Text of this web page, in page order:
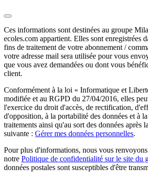
Ces informations sont destinées au groupe
ecoles.com appartient. Elles sont enregistrées
fins de traitement de votre abonnement /
votre adresse mail sera utilisée pour vous
que vous avez demandées ou dont vous
client.
Conformément à la loi « Informatique et
modifiée et au RGPD du 27/04/2016, elles
l'exercice du droit d'accès, de rectification,
d'opposition, à la portabilité des données et à
traitements ainsi qu'au sort des données après
suivante : Gérer mes données personnelles.
Pour plus d'informations, nous vous
notre Politique de confidentialité sur le site du
données postales sont susceptibles d'être